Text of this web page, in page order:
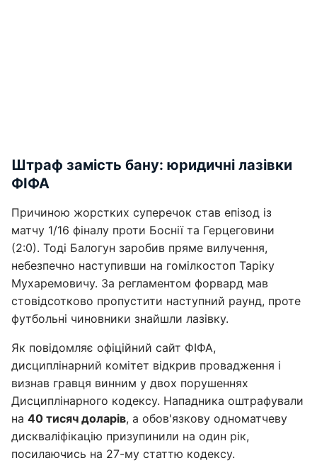
Штраф замість бану: юридичні лазівки
ФІФА
Причиною жорстких суперечок став епізод із
матчу 1/16 фіналу проти Боснії та Герцеговини
(2:0). Тоді Балогун заробив пряме вилучення,
небезпечно наступивши на гомілкостоп Таріку
Мухаремовичу. За регламентом форвард мав
стовідсотково пропустити наступний раунд, проте
футбольні чиновники знайшли лазівку.
Як повідомляє офіційний сайт ФІФА,
дисциплінарний комітет відкрив провадження і
визнав гравця винним у двох порушеннях
Дисциплінарного кодексу. Нападника оштрафували
на 40 тисяч доларів, а обов'язкову одноматчеву
дискваліфікацію призупинили на один рік,
посилаючись на 27-му статтю кодексу.